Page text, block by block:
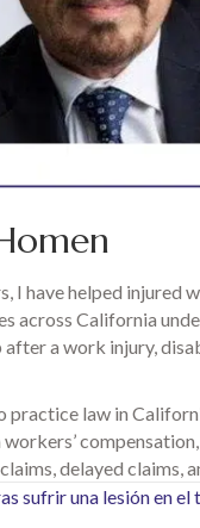
I have helped injured
across California
a work injury,
practice law in
delayed claims,
sufrir una lesión en el